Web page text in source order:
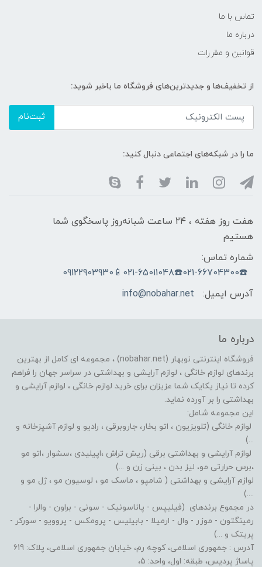
تماس با ما
درباره ما
قوانین و مقررات
از تخفیف‌ها و جدیدترین‌های فروشگاه ما باخبر شوید:
ثبت‌نام
ما را در شبکه‌های اجتماعی دنبال کنید:
هفت روز هفته ، ۲۴ ساعت شبانه‌روز پاسخگوی شما
هستیم
شماره تماس:
☎️021-66704300☎️021-65011048📱09122903930
آدرس ایمیل:
info@nobahar.net
درباره ما
فروشگاه اینترنتی نوبهار (nobahar.net) ، مجموعه ای کامل از بهترین
برندهای لوازم خانگی ، لوازم آرایشی و بهداشتی در سراسر جهان را فراهم
کرده تا نیاز یکایک شما عزیزان برای خرید لوازم خانگی ، لوازم آرایشی و
بهداشتی را بر آورده نماید.
این مجموعه شامل:
لوازم خانگی (تلویزیون ، اتو بخار، جاروبرقی ، رادیو و لوازم آشپزخانه و
...)
لوازم آرایشی و بهداشتی برقی (ریش تراش ،اپیلیدی ،سشوار ،اتو مو
،برس حرارتی مو، لیز بدن ، بینی زن و ...)
لوازم آرایشی و بهداشتی ( شامپو ، ماسک مو ، لوسیون مو ، ژل مو و
....)
در مجموع برندهای (فیلیپس - پاناسونیک - سونی - براون - والرا -
رمینگتون - موزر - وال - ارمیلا - بابیلیس - پرومکس - پروویو - سورکر -
پریتک و ...)
آدرس : جمهوری اسلامی، کوچه رم، خیابان جمهوری اسلامی، پلاک: 619
پاساژ پردیس، طبقه: اول، واحد: 5،